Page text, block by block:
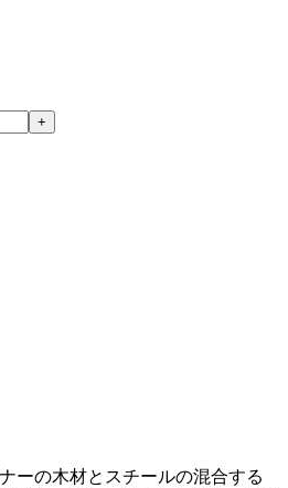
+
ナーの木材とスチールの混合する